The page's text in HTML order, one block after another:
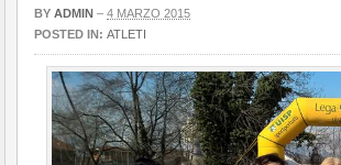
BY ADMIN – 4 MARZO 2015
POSTED IN: ATLETI